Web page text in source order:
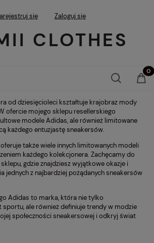
się Zaloguj się
CLOTHES
od dziesięcioleci kształtuje krajobraz mody
ofercie mojego sklepu resellerskiego
modele Adidas, ale również limitowane
każdego entuzjastę sneakersów.
także wiele innych limitowanych modeli
każdego kolekcjonera. Zachęcamy do
gdzie znajdziesz wyjątkowe okazje i
jednych z najbardziej pożądanych sneakersów
Adidas to marka, która nie tylko
sportu, ale również definiuje trendy w modzie
społeczności sneakersowej i odkryj świat